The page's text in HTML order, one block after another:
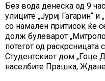
Без вода денеска од 9
улиците „Јуриј Гагарин“
со намален притисок ќе
долж булеварот
потегот од раскрсницата
Студентскиот дом „Гоце
населбите Прашка,